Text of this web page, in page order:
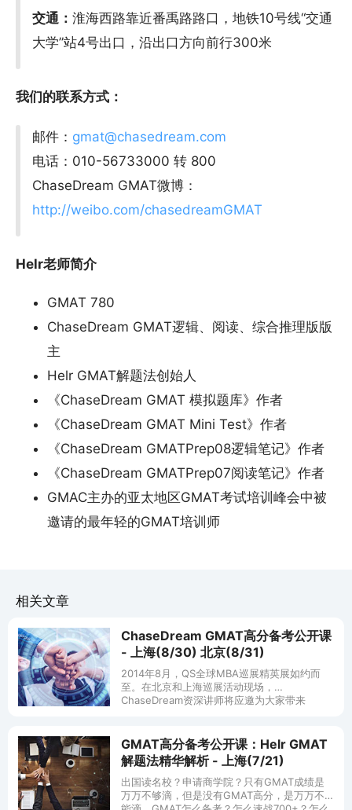
交通：淮海西路靠近番禹路路口，地铁10号线“交通
大学”站4号出口，沿出口方向前行300米
我们的联系方式：
邮件： gmat@chasedream.com
电话：010-56733000 转 800
ChaseDream GMAT微博：
http://weibo.com/chasedreamGMAT
Helr老师简介
GMAT 780
ChaseDream GMAT逻辑、阅读、综合推理版版
主
Helr GMAT解题法创始人
《ChaseDream GMAT 模拟题库》作者
《ChaseDream GMAT Mini Test》作者
《ChaseDream GMATPrep08逻辑笔记》作者
《ChaseDream GMATPrep07阅读笔记》作者
GMAC主办的亚太地区GMAT考试培训峰会中被
邀请的最年轻的GMAT培训师
相关文章
ChaseDream GMAT高分备考公开课
- 上海(8/30) 北京(8/31)
2014年8月，QS全球MBA巡展精英展如约而
至。在北京和上海巡展活动现场，
ChaseDream资深讲师将应邀为大家带来
GMAT高分备考公开课：Helr GMAT
解题法精华解析 - 上海(7/21)
出国读名校？申请商学院？只有GMAT成绩是
万万不够滴，但是没有GMAT高分，是万万不